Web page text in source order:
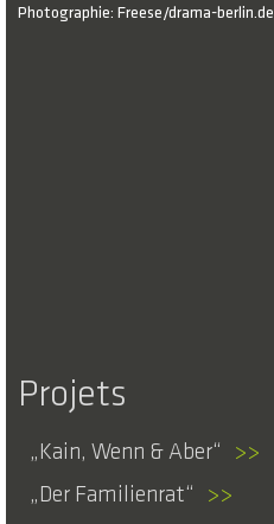
Photographie: Freese/drama-berlin.de
Projets
Kain, Wenn & Aber
>>
Der Familienrat
>>